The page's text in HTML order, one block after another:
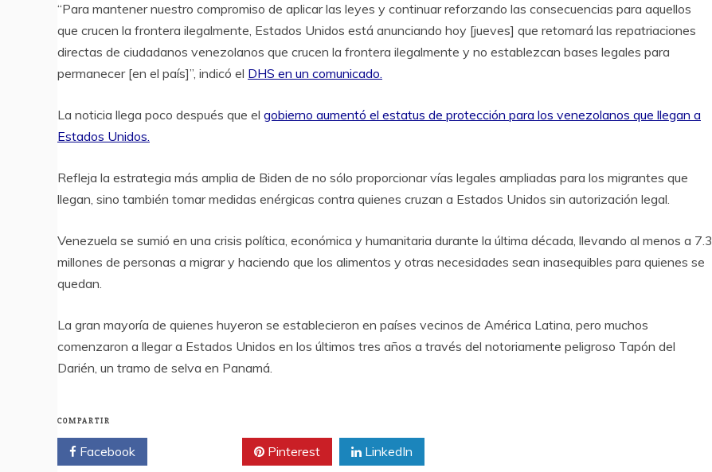
“Para mantener nuestro compromiso de aplicar las leyes y continuar reforzando las consecuencias para aquellos
que crucen la frontera ilegalmente, Estados Unidos está anunciando hoy [jueves] que retomará las repatriaciones
directas de ciudadanos venezolanos que crucen la frontera ilegalmente y no establezcan bases legales para
permanecer [en el país]”, indicó el DHS en un comunicado.
La noticia llega poco después que el gobierno aumentó el estatus de protección para los venezolanos que llegan a
Estados Unidos.
Refleja la estrategia más amplia de Biden de no sólo proporcionar vías legales ampliadas para los migrantes que
llegan, sino también tomar medidas enérgicas contra quienes cruzan a Estados Unidos sin autorización legal.
Venezuela se sumió en una crisis política, económica y humanitaria durante la última década, llevando al menos a 7.3
millones de personas a migrar y haciendo que los alimentos y otras necesidades sean inasequibles para quienes se
quedan.
La gran mayoría de quienes huyeron se establecieron en países vecinos de América Latina, pero muchos
comenzaron a llegar a Estados Unidos en los últimos tres años a través del notoriamente peligroso Tapón del
Darién, un tramo de selva en Panamá.
COMPARTIR
Facebook Pinterest LinkedIn